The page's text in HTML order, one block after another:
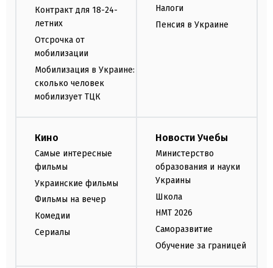
Контракт для 18-24-
летних
Отсрочка от
мобилизации
Мобилизация в Украине:
сколько человек
мобилизует ТЦК
Налоги
Пенсия в Украине
Кино
Самые интересные
фильмы
Украинские фильмы
Фильмы на вечер
Комедии
Сериалы
Новости Учебы
Министерство
образования и науки
Украины
Школа
НМТ 2026
Саморазвитие
Обучение за границей